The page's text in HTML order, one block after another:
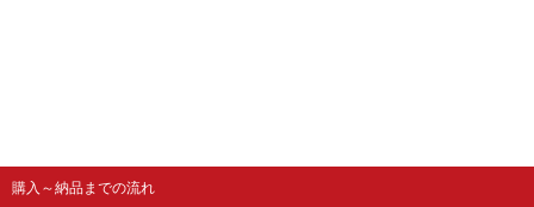
購入～納品までの流れ